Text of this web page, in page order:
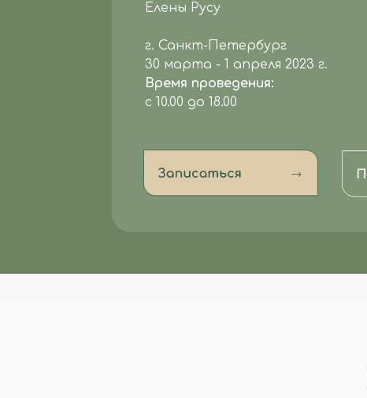
Елены Русу
г. Санкт-Петербург
30 марта - 1 апреля 2023 г.
Время проведения:
с 10.00 до 18.00